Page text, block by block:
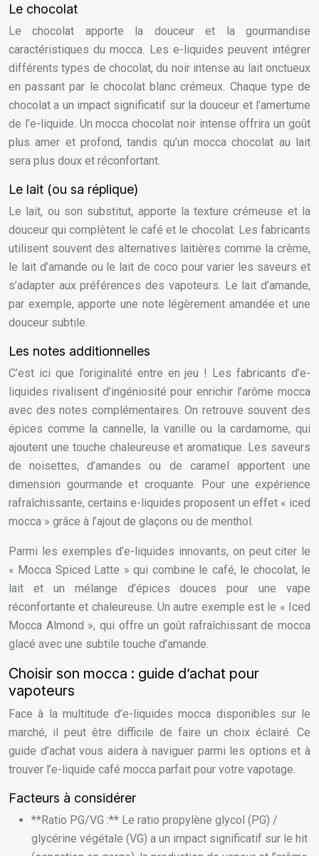
Le chocolat
Le chocolat apporte la douceur et la gourmandise
caractéristiques du mocca. Les e-liquides peuvent intégrer
différents types de chocolat, du noir intense au lait onctueux
en passant par le chocolat blanc crémeux. Chaque type de
chocolat a un impact significatif sur la douceur et l’amertume
de l’e-liquide. Un mocca chocolat noir intense offrira un goût
plus amer et profond, tandis qu’un mocca chocolat au lait
sera plus doux et réconfortant.
Le lait (ou sa réplique)
Le lait, ou son substitut, apporte la texture crémeuse et la
douceur qui complètent le café et le chocolat. Les fabricants
utilisent souvent des alternatives laitières comme la crème,
le lait d’amande ou le lait de coco pour varier les saveurs et
s’adapter aux préférences des vapoteurs. Le lait d’amande,
par exemple, apporte une note légèrement amandée et une
douceur subtile.
Les notes additionnelles
C’est ici que l’originalité entre en jeu ! Les fabricants d’e-
liquides rivalisent d’ingéniosité pour enrichir l’arôme mocca
avec des notes complémentaires. On retrouve souvent des
épices comme la cannelle, la vanille ou la cardamome, qui
ajoutent une touche chaleureuse et aromatique. Les saveurs
de noisettes, d’amandes ou de caramel apportent une
dimension gourmande et croquante. Pour une expérience
rafraîchissante, certains e-liquides proposent un effet « iced
mocca » grâce à l’ajout de glaçons ou de menthol.
Parmi les exemples d’e-liquides innovants, on peut citer le
« Mocca Spiced Latte » qui combine le café, le chocolat, le
lait et un mélange d’épices douces pour une vape
réconfortante et chaleureuse. Un autre exemple est le « Iced
Mocca Almond », qui offre un goût rafraîchissant de mocca
glacé avec une subtile touche d’amande.
Choisir son mocca : guide d’achat pour
vapoteurs
Face à la multitude d’e-liquides mocca disponibles sur le
marché, il peut être difficile de faire un choix éclairé. Ce
guide d’achat vous aidera à naviguer parmi les options et à
trouver l’e-liquide café mocca parfait pour votre vapotage.
Facteurs à considérer
**Ratio PG/VG :** Le ratio propylène glycol (PG) /
glycérine végétale (VG) a un impact significatif sur le hit